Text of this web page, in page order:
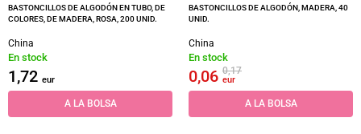
BASTONCILLOS DE ALGODÓN EN TUBO, DE
COLORES, DE MADERA, ROSA, 200 UNID.
China
En stock
1,72 eur
A LA BOLSA
BASTONCILLOS DE ALGODÓN, MADERA, 40
UNID.
China
En stock
0,06 0,17
eur
A LA BOLSA